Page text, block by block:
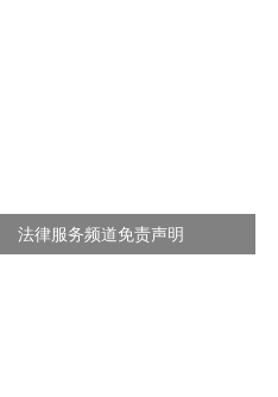
法律服务频道免责声明